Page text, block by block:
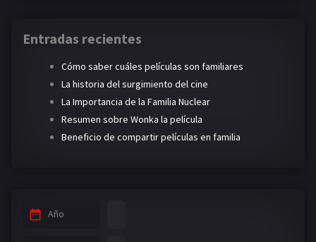
Entradas recientes
Cómo saber cuáles películas son familiares
La historia del surgimiento del cine
La Importancia de la Familia Nuclear
Resumen sobre Wonka la película
Beneficio de compartir películas en familia
Año